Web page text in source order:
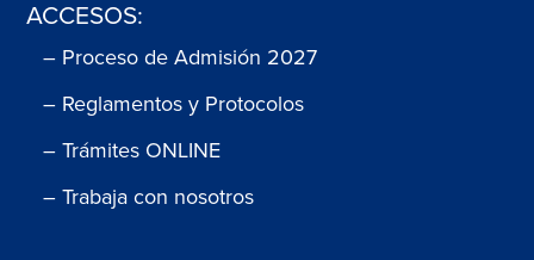
ACCESOS:
– Proceso de Admisión 2027
– Reglamentos y Protocolos
– Trámites ONLINE
– Trabaja con nosotros